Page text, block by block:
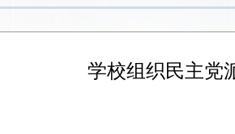
学校组织民主党